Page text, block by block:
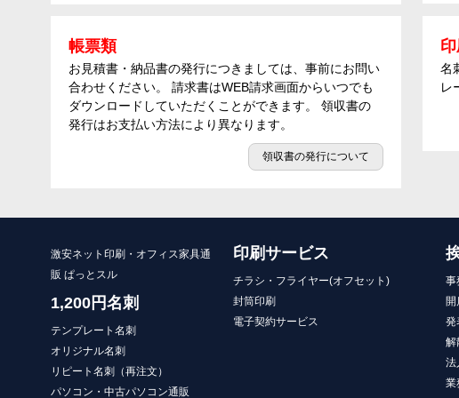
帳票類
お見積書・納品書の発行につきましては、事前にお問い
合わせください。 請求書はWEB請求画面からいつでも
ダウンロードしていただくことができます。 領収書の
発行はお支払い方法により異なります。
領収書の発行について
名
レ
激安ネット印刷・オフィス家具通
販 ぱっとスル
1,200円名刺
テンプレート名刺
オリジナル名刺
リピート名刺（再注文）
パソコン・中古パソコン通販
印刷サービス
チラシ・フライヤー(オフセット)
封筒印刷
電子契約サービス
事
開
発
解
法
業